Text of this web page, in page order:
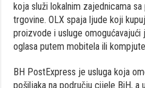
koja služi lokalnim zajednicama
trgovine. OLX spaja ljude koji
proizvode i usluge omogućavajući
oglasa putem mobitela ili
BH PostExpress je usluga koja
pošiljaka na području cijele BiH, a